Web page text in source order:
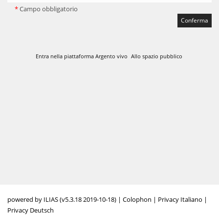
*Campo obbligatorio
Entra nella piattaforma Argento vivo Allo spazio pubblico
powered by ILIAS (v5.3.18 2019-10-18) | Colophon | Privacy Italiano |
Privacy Deutsch